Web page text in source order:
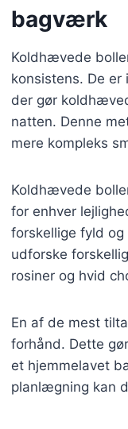
bagværk
Koldhævede
konsistens. De
der gør
natten. Denne
mere kompleks
Koldhævede
for enhver
forskellige fyld
udforske
rosiner og hvid
En af de mest
forhånd. Dette
et hjemmelavet
planlægning kan